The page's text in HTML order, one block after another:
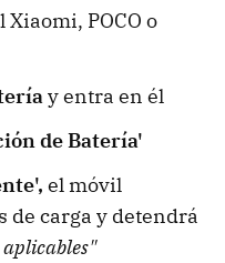
POCO o
y entra en él
de Batería'
el móvil
de carga y detendrá
aplicables"